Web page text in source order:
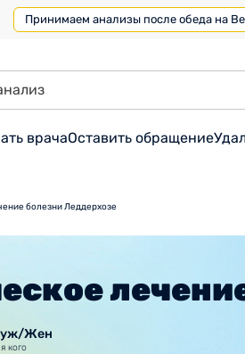
Принимаем анализы после обеда на
врачаОставить обращение
болезни Леддерхозе
Жен
кого